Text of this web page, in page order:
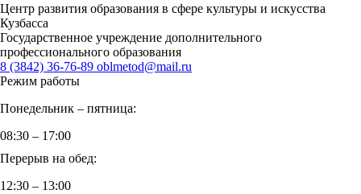
Центр развития образования в сфере культуры и искусства
Кузбасса
Государственное учреждение дополнительного
профессионального образования
8 (3842) 36-76-89 oblmetod@mail.ru
Режим работы
Понедельник – пятница:
08:30 – 17:00
Перерыв на обед:
12:30 – 13:00